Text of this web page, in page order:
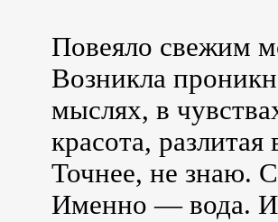
Повеяло свежим
Возникла
мыслях, в
красота,
Точнее, не знаю.
Именно ― вода.